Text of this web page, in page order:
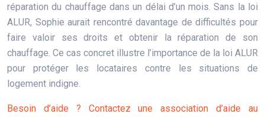
réparation du chauffage dans un délai d’un mois. Sans la loi
ALUR, Sophie aurait rencontré davantage de difficultés pour
faire valoir ses droits et obtenir la réparation de son
chauffage. Ce cas concret illustre l’importance de la loi ALUR
pour protéger les locataires contre les situations de
logement indigne.
Besoin d’aide ? Contactez une association d’aide au